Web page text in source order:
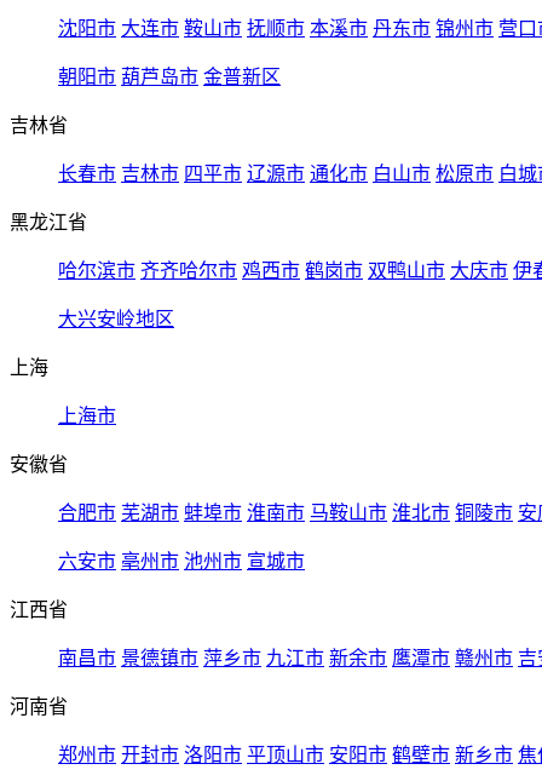
沈阳市 大连市 鞍山市 抚顺市 本溪市 丹东市 锦州市 营口
朝阳市 葫芦岛市 金普新区
吉林省
长春市 吉林市 四平市 辽源市 通化市 白山市 松原市 白城
黑龙江省
哈尔滨市 齐齐哈尔市 鸡西市 鹤岗市 双鸭山市 大庆市 伊
大兴安岭地区
上海
上海市
安徽省
合肥市 芜湖市 蚌埠市 淮南市 马鞍山市 淮北市 铜陵市 安
六安市 亳州市 池州市 宣城市
江西省
南昌市 景德镇市 萍乡市 九江市 新余市 鹰潭市 赣州市 吉
河南省
郑州市 开封市 洛阳市 平顶山市 安阳市 鹤壁市 新乡市 焦